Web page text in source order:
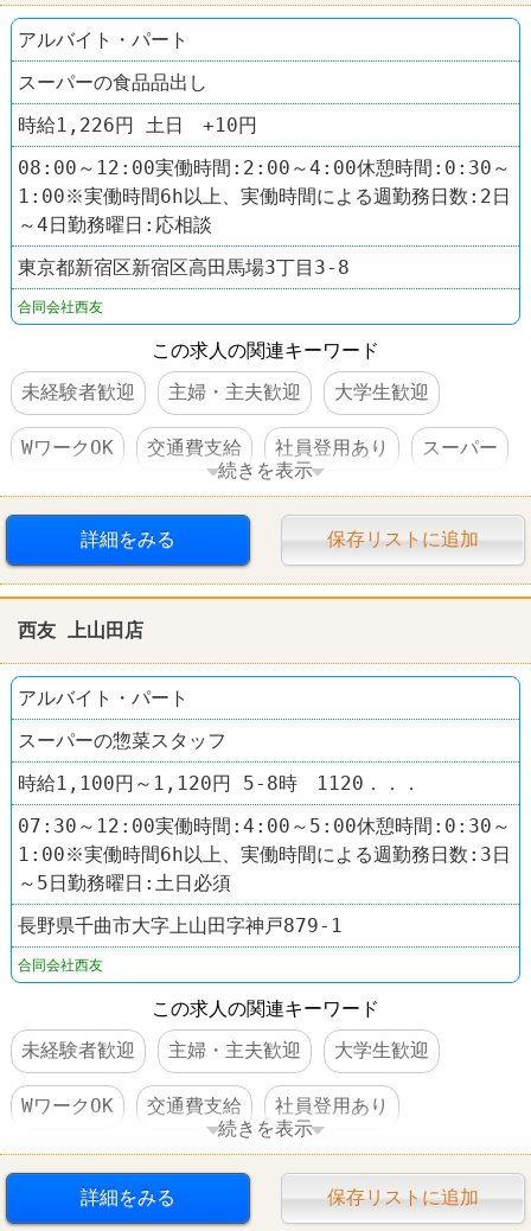
アルバイト・パート
スーパーの食品品出し
時給1,226円 土日 +10円
08:00～12:00実働時間:2:00～4:00休憩時間:0:30～
1:00※実働時間6h以上、実働時間による週勤務日数:2日
～4日勤務曜日:応相談
東京都新宿区新宿区高田馬場3丁目3-8
合同会社西友
この求人の関連キーワード
未経験者歓迎
主婦・主夫歓迎 大学生歓迎
WワークOK 交通費支給 社員登用あり スーパー
西友(SEIYU)
続きを表示
詳細をみる 保存リストに追加
西友 上山田店
アルバイト・パート
スーパーの惣菜スタッフ
時給1,100円～1,120円 5-8時 1120．．．
07:30～12:00実働時間:4:00～5:00休憩時間:0:30～
1:00※実働時間6h以上、実働時間による週勤務日数:3日
～5日勤務曜日:土日必須
長野県千曲市大字上山田字神戸879-1
合同会社西友
この求人の関連キーワード
未経験者歓迎
主婦・主夫歓迎 大学生歓迎
WワークOK 交通費支給 社員登用あり
車・バイク通勤可 スーパー 西友(SEIYU)
続きを表示
詳細をみる 保存リストに追加